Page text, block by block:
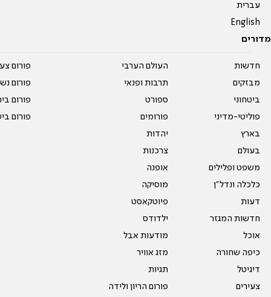
עברית
English
מדורים
חדשות
מבזקים
ביטחוני
פוליטי-מדיני
בארץ
בעולם
משפט ופלילים
כלכלה ונדל"ן
דעות
חדשות המגזר
אוכל
כיפה שחורה
דיגיטל
צעירים
העולם הערבי
תרבות ופנאי
ספורט
פורומים
יהדות
צרכנות
אופנה
מוסיקה
פיוטקאסט
ילדודס
מודעות אבל
מזג אוויר
תגיות
פורום הריון ולידה
פורום
פורום
פורום
פורום